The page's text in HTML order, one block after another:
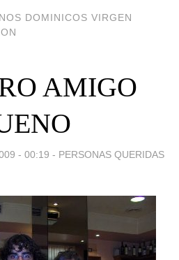
DOMINICOS VIRGEN
AMIGO
- 00:19 - PERSONAS QUERIDAS